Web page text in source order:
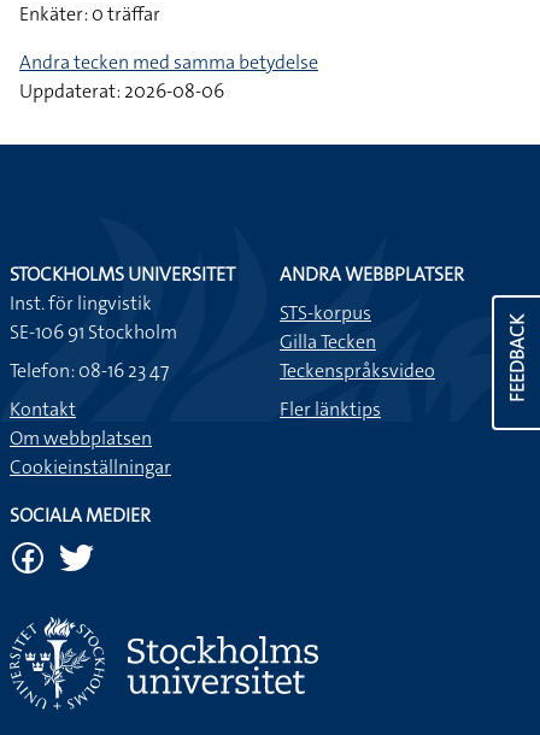
Enkäter: 0 träffar
Andra tecken med samma betydelse
Uppdaterat: 2026-08-06
FEEDBACK
STOCKHOLMS UNIVERSITET
Inst. för lingvistik
SE-106 91 Stockholm
Telefon: 08-16 23 47
Kontakt
Om webbplatsen
Cookieinställningar
ANDRA WEBBPLATSER
STS-korpus
Gilla Tecken
Teckenspråksvideo
Fler länktips
SOCIALA MEDIER